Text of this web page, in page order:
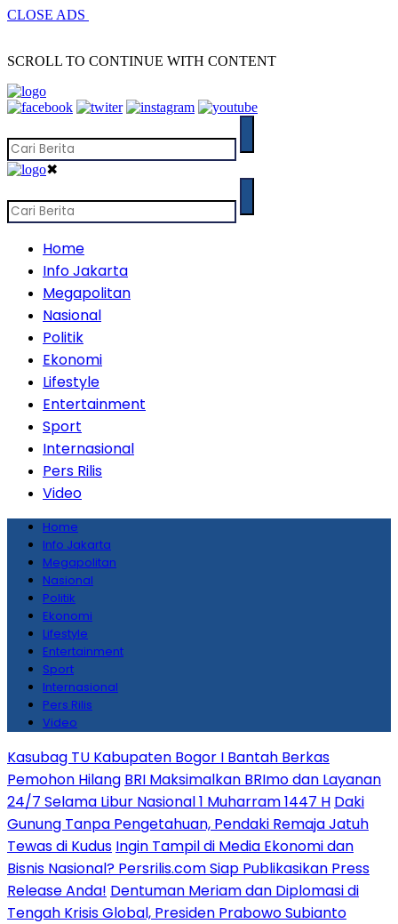
CLOSE ADS
SCROLL TO CONTINUE WITH CONTENT
✖
Home
Info Jakarta
Megapolitan
Nasional
Politik
Ekonomi
Lifestyle
Entertainment
Sport
Internasional
Pers Rilis
Video
Home
Info Jakarta
Megapolitan
Nasional
Politik
Ekonomi
Lifestyle
Entertainment
Sport
Internasional
Pers Rilis
Video
Kasubag TU Kabupaten Bogor I Bantah Berkas
Pemohon Hilang BRI Maksimalkan BRImo dan Layanan
24/7 Selama Libur Nasional 1 Muharram 1447 H Daki
Gunung Tanpa Pengetahuan, Pendaki Remaja Jatuh
Tewas di Kudus Ingin Tampil di Media Ekonomi dan
Bisnis Nasional? Persrilis.com Siap Publikasikan Press
Release Anda! Dentuman Meriam dan Diplomasi di
Tengah Krisis Global, Presiden Prabowo Subianto